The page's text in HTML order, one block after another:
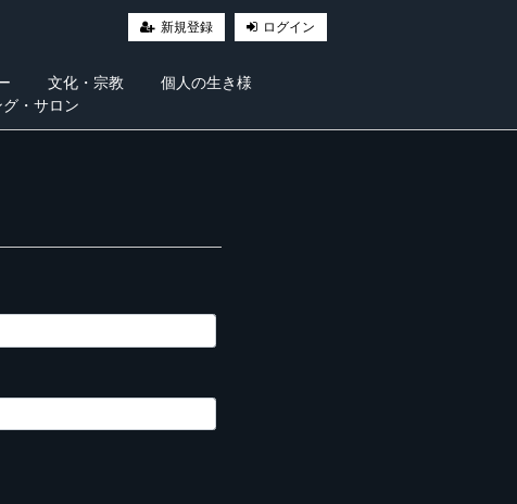
新規登録 ログイン
文化・宗教
個人の生き様
・サロン